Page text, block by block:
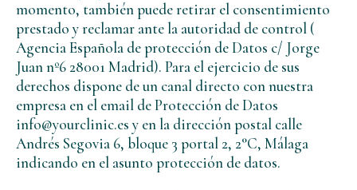
momento, también puede retirar el consentimiento
prestado y reclamar ante la autoridad de control (
Agencia Española de protección de Datos c/ Jorge
Juan nº6 28001 Madrid). Para el ejercicio de sus
derechos dispone de un canal directo con nuestra
empresa en el email de Protección de Datos
info@yourclinic.es y en la dirección postal calle
Andrés Segovia 6, bloque 3 portal 2, 2°C, Málaga
indicando en el asunto protección de datos.